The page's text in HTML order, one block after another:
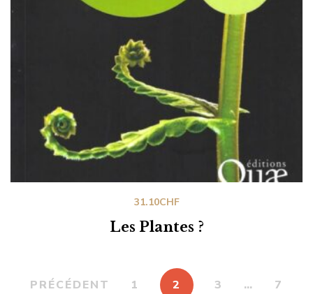
Les Plantes ?
31.10CHF
PRÉCÉDENT 1 2 3 … 7